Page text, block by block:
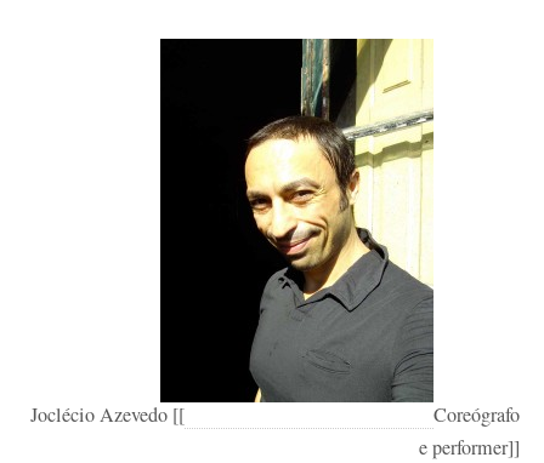
Joclécio Azevedo [[
Coreógrafo
e performer]]